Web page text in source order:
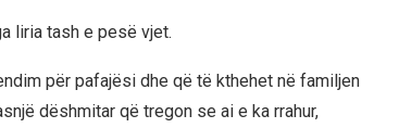
liria tash e pesë vjet.
për pafajësi dhe që të kthehet në familjen
dëshmitar që tregon se ai e ka rrahur,